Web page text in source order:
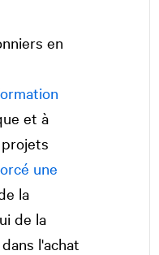
en
et à
une
la
de la
l'achat